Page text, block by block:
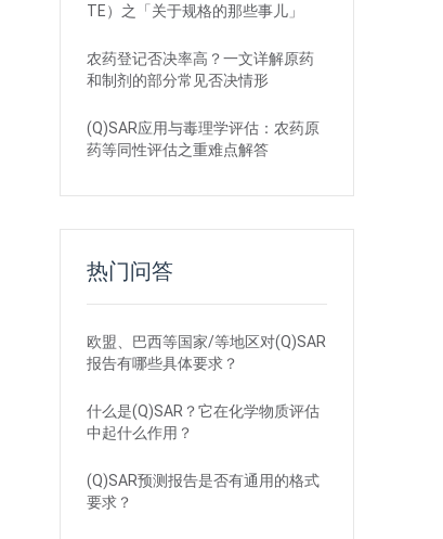
TE）之「关于规格的那些事儿」
农药登记否决率高？一文详解原药
和制剂的部分常见否决情形
(Q)SAR应用与毒理学评估：农药原
药等同性评估之重难点解答
热门问答
欧盟、巴西等国家/等地区对(Q)SAR
报告有哪些具体要求？
什么是(Q)SAR？它在化学物质评估
中起什么作用？
(Q)SAR预测报告是否有通用的格式
要求？